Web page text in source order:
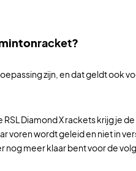
racket?
zijn, en dat geldt ook
Diamond X rackets krijg je
voren wordt geleid en niet in
nog meer klaar bent voor de